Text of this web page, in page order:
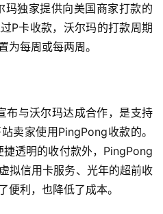
独家提供向美国商家打款的
P卡收款，沃尔玛的打款周期
为每周或每两周。
与沃尔玛达成合作，是支持
卖家使用PingPong收款的。
透明的收付款外，PingPong
拟信用卡服务、光年的超前收
便利，也降低了成本。